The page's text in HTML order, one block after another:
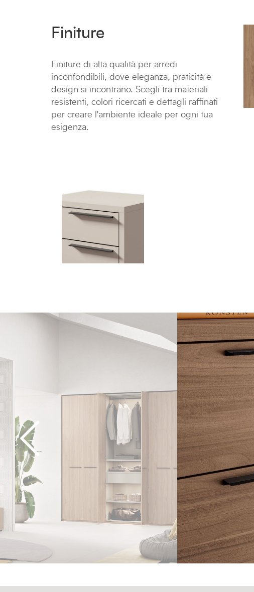
Finiture
Finiture di alta qualità per arredi
inconfondibili, dove eleganza, praticità e
design si incontrano. Scegli tra materiali
resistenti, colori ricercati e dettagli raffinati
per creare l'ambiente ideale per ogni tua
esigenza.